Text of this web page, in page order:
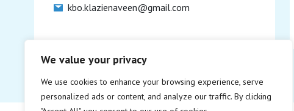
We value your privacy
We use cookies to enhance your browsing experience, serve
personalized ads or content, and analyze our traffic. By clicking
kbo.klazienaveen@gmail.com